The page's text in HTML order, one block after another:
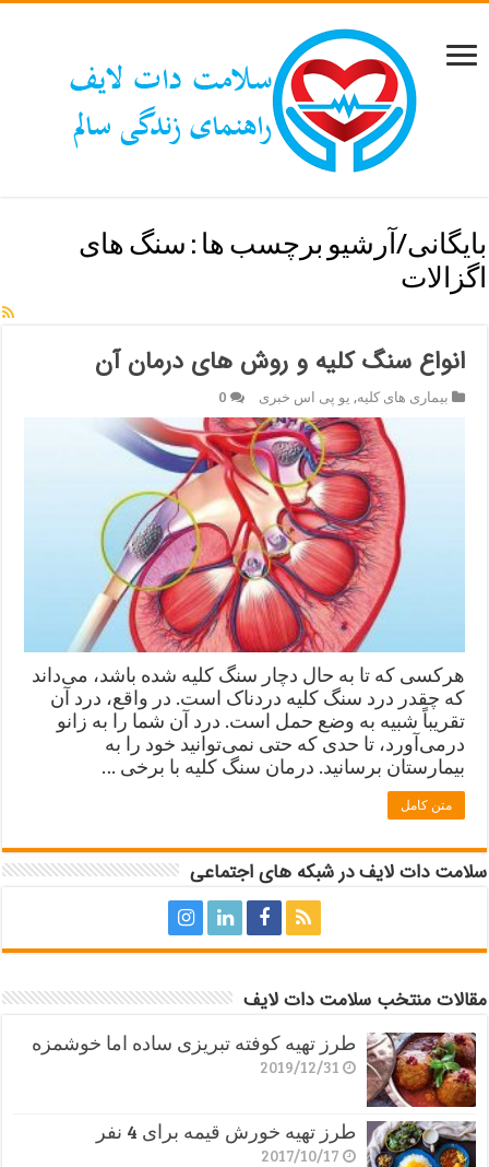
بایگانی/آرشیو برچسب ها : سنگ های
اگزالات
انواع سنگ کلیه و روش های درمان آن
بیماری های کلیه, یو پی اس خبری 0
هرکسی که تا به حال دچار سنگ کلیه شده باشد، می‌داند
که چقدر درد سنگ کلیه دردناک است. در واقع، درد آن
تقریباً شبیه به وضع حمل است. درد آن شما را به زانو
درمی‌آورد، تا حدی که حتی نمی‌توانید خود را به
بیمارستان برسانید. درمان سنگ کلیه با برخی …
متن کامل
سلامت دات لایف در شبکه های اجتماعی
مقالات منتخب سلامت دات لایف
طرز تهیه کوفته تبریزی ساده اما خوشمزه
2019/12/31
طرز تهیه خورش قیمه برای 4 نفر
2017/10/17